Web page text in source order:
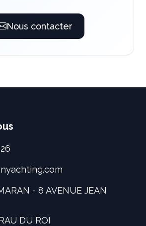
Nous contacter
- 8 AVENUE JEAN
DU ROI